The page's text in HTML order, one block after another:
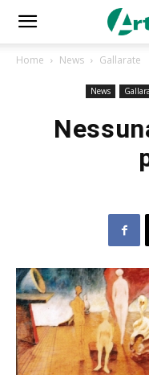
Home News Gallarate
News